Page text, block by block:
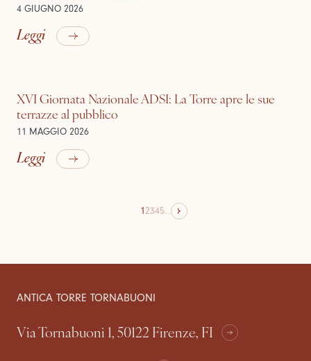
4 GIUGNO 2026
Leggi
XVI Giornata Nazionale ADSI: La Torre apre le sue
terrazze al pubblico
11 MAGGIO 2026
Leggi
12345...
ANTICA TORRE TORNABUONI
Via Tornabuoni 1, 50122 Firenze, FI